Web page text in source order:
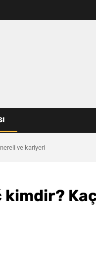
ve kariyeri